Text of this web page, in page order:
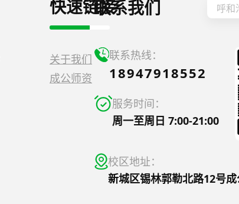
快速链接
关于我们
成公师资
联系我们 呼和
联系热线：
18947918552
服务时间：
周一至周日 7:00-21:00
校区地址：
新城区锡林郭勒北路12号